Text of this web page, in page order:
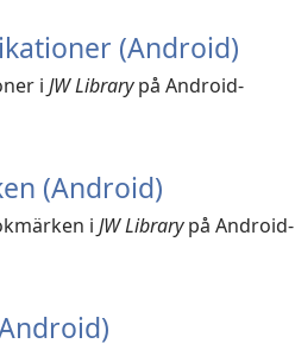
(Android)
i JW Librarypå Android-
(Android)
i JW Librarypå Android-